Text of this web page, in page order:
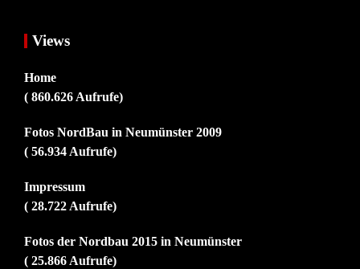
Views
Home
( 860.626 Aufrufe)
Fotos NordBau in Neumünster 2009
( 56.934 Aufrufe)
Impressum
( 28.722 Aufrufe)
Fotos der Nordbau 2015 in Neumünster
( 25.866 Aufrufe)